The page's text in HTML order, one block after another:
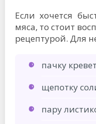
Если хочется
мяса, то стоит
рецептурой. Для
пачку
щепотку
пару